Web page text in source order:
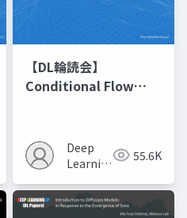
【DL輪読会】
Conditional Flow
Deep
Learning
55.6K